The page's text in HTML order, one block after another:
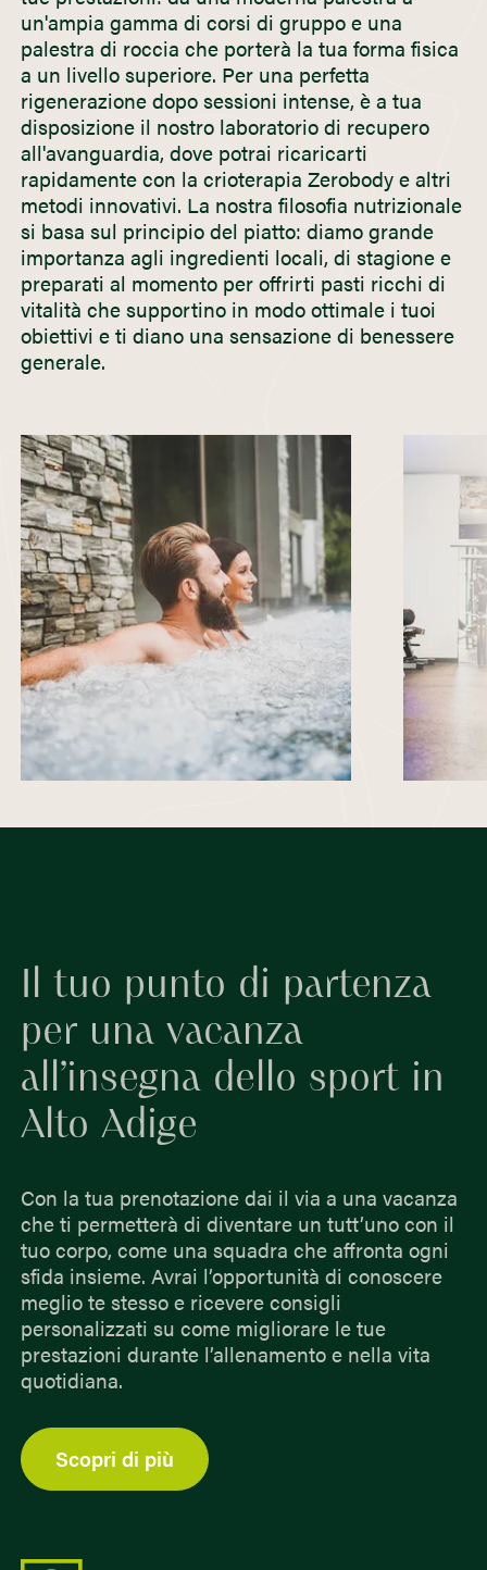
un'ampia gamma di corsi di gruppo e una
palestra di roccia che porterà la tua forma fisica
a un livello superiore. Per una perfetta
rigenerazione dopo sessioni intense, è a tua
disposizione il nostro laboratorio di recupero
all'avanguardia, dove potrai ricaricarti
rapidamente con la crioterapia Zerobody e altri
metodi innovativi. La nostra filosofia nutrizionale
si basa sul principio del piatto: diamo grande
importanza agli ingredienti locali, di stagione e
preparati al momento per offrirti pasti ricchi di
vitalità che supportino in modo ottimale i tuoi
obiettivi e ti diano una sensazione di benessere
generale.
Il tuo punto di partenza
per una vacanza
all’insegna dello sport in
Alto Adige
Con la tua prenotazione dai il via a una vacanza
che ti permetterà di diventare un tutt’uno con il
tuo corpo, come una squadra che affronta ogni
sfida insieme. Avrai l’opportunità di conoscere
meglio te stesso e ricevere consigli
personalizzati su come migliorare le tue
prestazioni durante l’allenamento e nella vita
quotidiana.
Scopri di più